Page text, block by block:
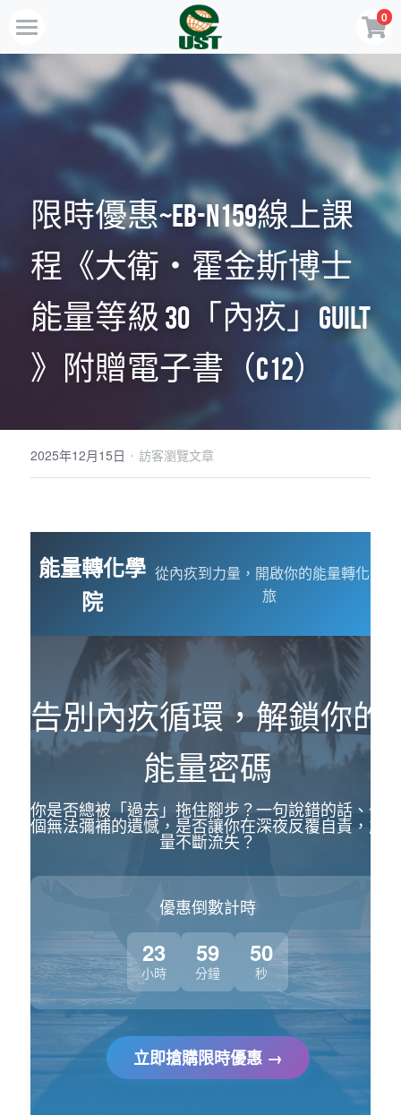
0
Home
規劃服務
最新消息
線上商店
免費會員專區
VIP會員專區
歡迎來電
POWERED BY
限時優惠~EB-N159線上課
程《大衛・霍金斯博士
能量等級 30「內疚」GUILT
》附贈電子書（C12）
2025年12月15日 · 訪客瀏覽文章
能量轉化學
院
從內疚到力量，開啟你的能量轉化之
旅
告別內疚循環，解鎖你的
能量密碼
你是否總被「過去」拖住腳步？一句說錯的話、一
個無法彌補的遺憾，是否讓你在深夜反覆自責，能
量不斷流失？
優惠倒數計時
23
小時
59
分鐘
49
秒
立即搶購限時優惠 →
×
商品分類
所有商品分類